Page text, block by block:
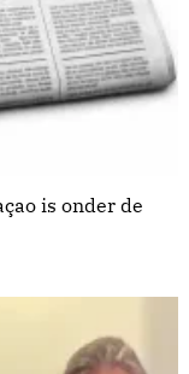
is onder de